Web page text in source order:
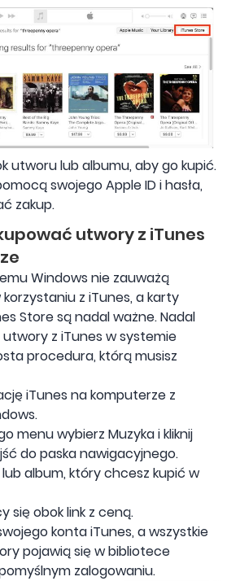
utworu lub albumu, aby go kupić.
swojego Apple ID i hasła,
zakup.
utwory z iTunes
Windows nie zauważą
z iTunes, a karty
Store są nadal ważne. Nadal
z iTunes w systemie
procedura, którą musisz
iTunes na komputerze z
menu wybierz Muzyka i kliknij
do paska nawigacyjnego.
album, który chcesz kupić w
się obok link z ceną.
konta iTunes, a wszystkie
pojawią się w bibliotece
zalogowaniu.